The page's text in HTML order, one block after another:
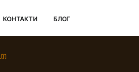
КОНТАКТИ БЛОГ